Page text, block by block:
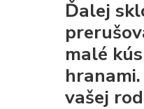
Ďalej
malé
vašej